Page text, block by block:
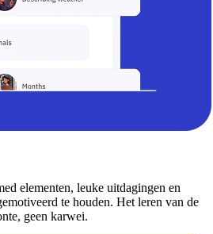
elementen, leuke uitdagingen en
te houden. Het leren van de
geen karwei.